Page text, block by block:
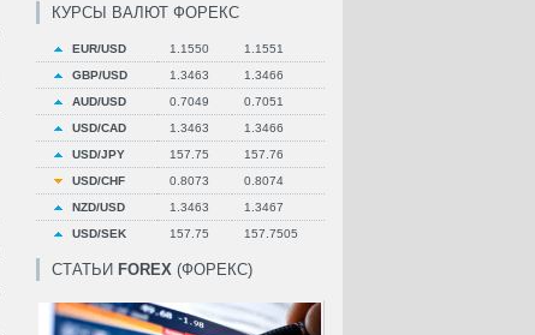
КУРСЫ ВАЛЮТ ФОРЕКС
EUR/USD 1.1550
1.1551
GBP/USD
1.3463
1.3466
AUD/USD
0.7049
0.7051
USD/CAD
1.3463
1.3466
USD/JPY
157.75
157.76
USD/CHF
0.8073
0.8074
NZD/USD
1.3463
1.3467
USD/SEK
157.75 157.7505
СТАТЬИ FOREX (ФОРЕКС)